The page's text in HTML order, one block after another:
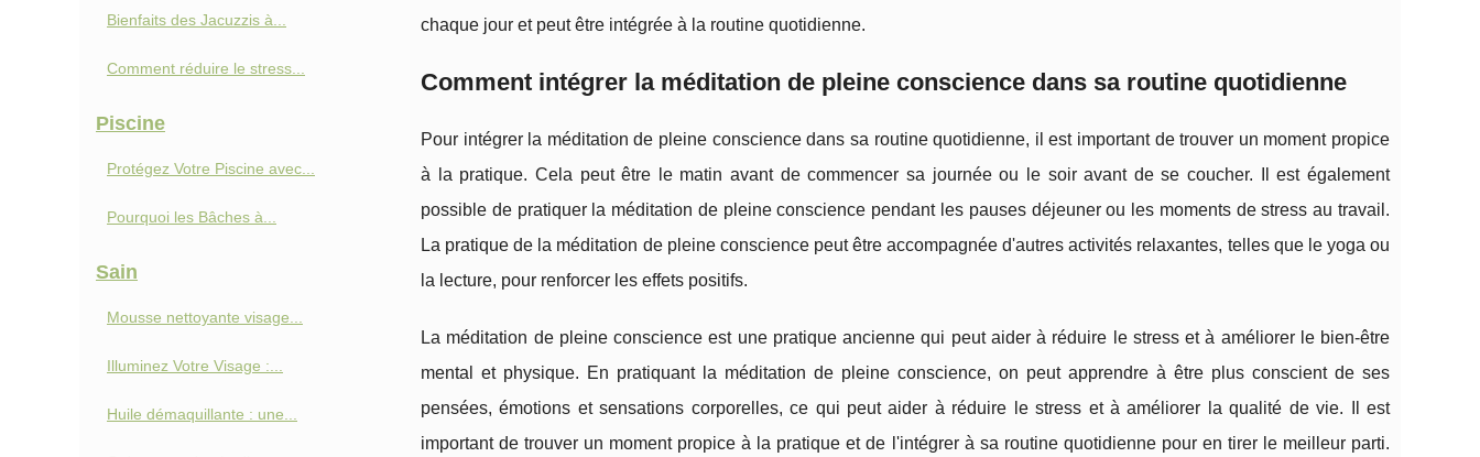
chaque jour et peut être intégrée à la routine quotidienne.
Comment intégrer la méditation de pleine conscience dans sa routine quotidienne
Pour intégrer la méditation de pleine conscience dans sa routine quotidienne, il est important de trouver un moment propice
à la pratique. Cela peut être le matin avant de commencer sa journée ou le soir avant de se coucher. Il est également
possible de pratiquer la méditation de pleine conscience pendant les pauses déjeuner ou les moments de stress au travail.
La pratique de la méditation de pleine conscience peut être accompagnée d'autres activités relaxantes, telles que le yoga ou
la lecture, pour renforcer les effets positifs.
La méditation de pleine conscience est une pratique ancienne qui peut aider à réduire le stress et à améliorer le bien-être
mental et physique. En pratiquant la méditation de pleine conscience, on peut apprendre à être plus conscient de ses
pensées, émotions et sensations corporelles, ce qui peut aider à réduire le stress et à améliorer la qualité de vie. Il est
important de trouver un moment propice à la pratique et de l'intégrer à sa routine quotidienne pour en tirer le meilleur parti.
Bienfaits des Jacuzzis à...
Comment réduire le stress...
Piscine
Protégez Votre Piscine avec...
Pourquoi les Bâches à...
Sain
Mousse nettoyante visage...
Illuminez Votre Visage :...
Huile démaquillante : une...